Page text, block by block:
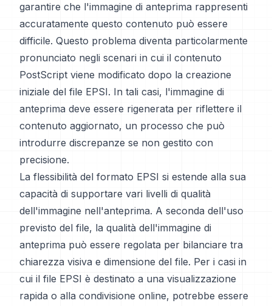
garantire che l'immagine di anteprima rappresenti
accuratamente questo contenuto può essere
difficile. Questo problema diventa particolarmente
pronunciato negli scenari in cui il contenuto
PostScript viene modificato dopo la creazione
iniziale del file EPSI. In tali casi, l'immagine di
anteprima deve essere rigenerata per riflettere il
contenuto aggiornato, un processo che può
introdurre discrepanze se non gestito con
precisione.
La flessibilità del formato EPSI si estende alla sua
capacità di supportare vari livelli di qualità
dell'immagine nell'anteprima. A seconda dell'uso
previsto del file, la qualità dell'immagine di
anteprima può essere regolata per bilanciare tra
chiarezza visiva e dimensione del file. Per i casi in
cui il file EPSI è destinato a una visualizzazione
rapida o alla condivisione online, potrebbe essere